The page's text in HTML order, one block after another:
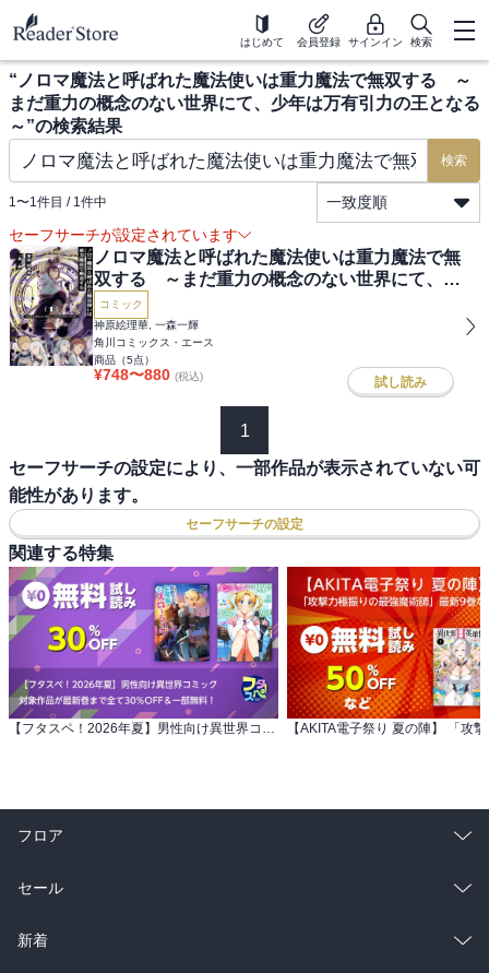
はじめて 会員登録 サインイン 検索
“ ノロマ魔法と呼ばれた魔法使いは重力魔法で無双する ～
まだ重力の概念のない世界にて、少年は万有引力の王となる
～”の検索結果
検索
1〜1件目 / 1件中
一致度順
セーフサーチが設定されています
ノロマ魔法と呼ばれた魔法使いは重力魔法で無
双する ～まだ重力の概念のない世界にて、少
年は万有引力の王となる～
コミック
神原絵理華, 一森一輝
角川コミックス・エース
商品（5点）
¥748〜880 (税込) 試し読み
1
セーフサーチの設定により、一部作品が表示されていない可
能性があります。
セーフサーチの設定
関連する特集
【フタスペ！2026年夏】男性向け異世界コミック 対象作品が最新巻まで全て30％OFF＆一部無料！
フロア
総合
ラノベ
セール
総合
新着